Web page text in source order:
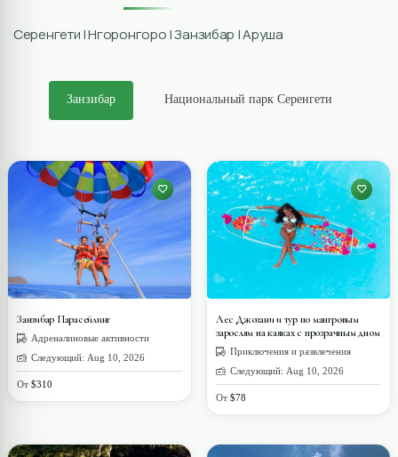
Серенгети | Нгоронгоро | Занзибар | Аруша
Занзибар Национальный парк Серенгети
Занзибар Парасейлинг
Адреналиновые активности
Следующий: Aug 10, 2026
От $310
Лес Джозани и тур по мангровым
зарослям на каяках с прозрачным дном
Приключения и развлечения
Следующий: Aug 10, 2026
От $78